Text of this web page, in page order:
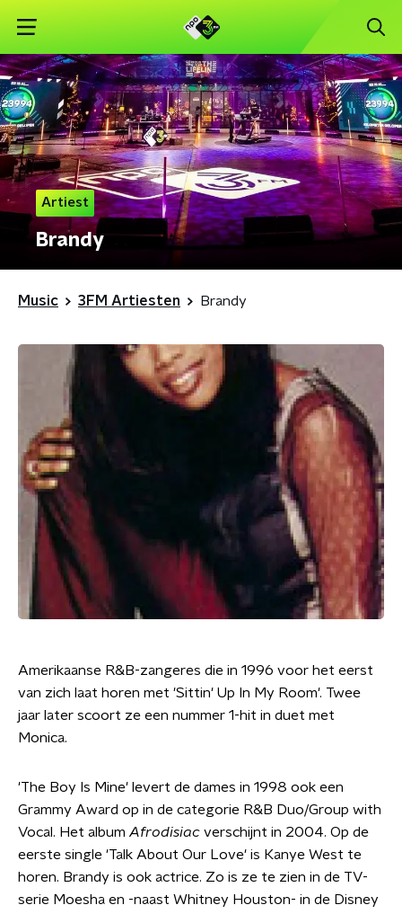
Artiest
Brandy
Music 3FM Artiesten Brandy
Amerikaanse R&B-zangeres die in 1996 voor het eerst
van zich laat horen met 'Sittin' Up In My Room'. Twee
jaar later scoort ze een nummer 1-hit in duet met
Monica.
'The Boy Is Mine' levert de dames in 1998 ook een
Grammy Award op in de categorie R&B Duo/Group with
Vocal. Het album Afrodisiac verschijnt in 2004. Op de
eerste single 'Talk About Our Love' is Kanye West te
horen. Brandy is ook actrice. Zo is ze te zien in de TV-
serie Moesha en -naast Whitney Houston- in de Disney